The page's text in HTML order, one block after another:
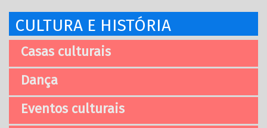
CULTURA E HISTÓRIA
Casas culturais
Dança
Eventos culturais